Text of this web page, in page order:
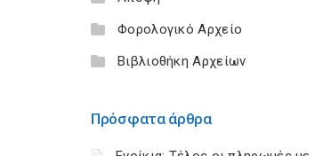
Φορολογικό Αρχείο
Βιβλιοθήκη Αρχείων
Πρόσφατα άρθρα